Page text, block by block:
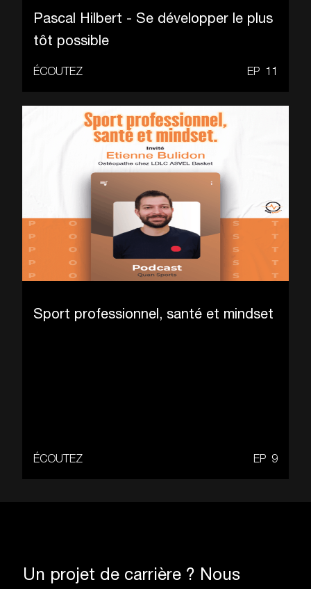
Pascal Hilbert - Se développer le plus
tôt possible
ÉCOUTEZ EP 11
Sport professionnel, santé et mindset
ÉCOUTEZ EP 9
Un projet de carrière ? Nous